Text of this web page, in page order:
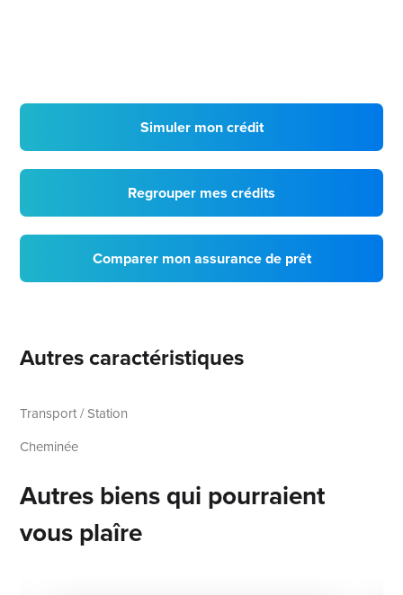
Simuler mon crédit
Regrouper mes crédits
Comparer mon assurance de prêt
Autres caractéristiques
Transport / Station
Cheminée
Autres biens qui pourraient
vous plaîre